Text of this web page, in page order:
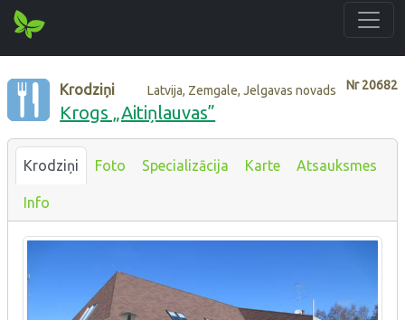
Nr20682
Krodziņi Latvija, Zemgale, Jelgavas novads
Krogs „Aitiņlauvas”
Krodziņi Foto Specializācija Karte Atsauksmes
Info